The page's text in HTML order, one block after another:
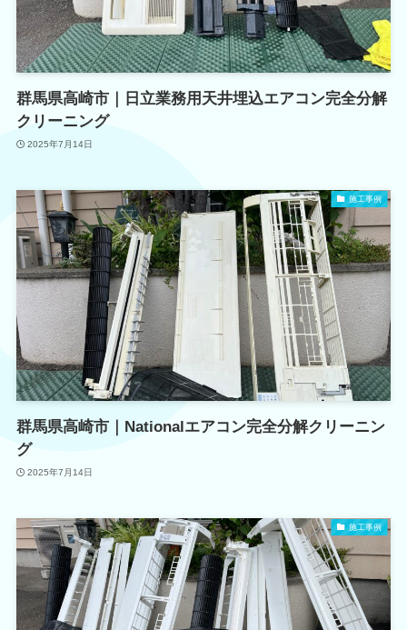
群馬県高崎市｜日立業務用天井埋込エアコン完全分解
クリーニング
2025年7月14日
施工事例
群馬県高崎市｜Nationalエアコン完全分解クリーニン
グ
2025年7月14日
施工事例